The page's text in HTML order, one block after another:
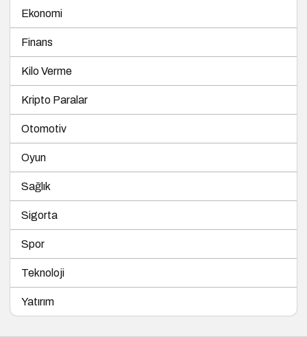
Ekonomi
Finans
Kilo Verme
Kripto Paralar
Otomotiv
Oyun
Sağlık
Sigorta
Spor
Teknoloji
Yatırım